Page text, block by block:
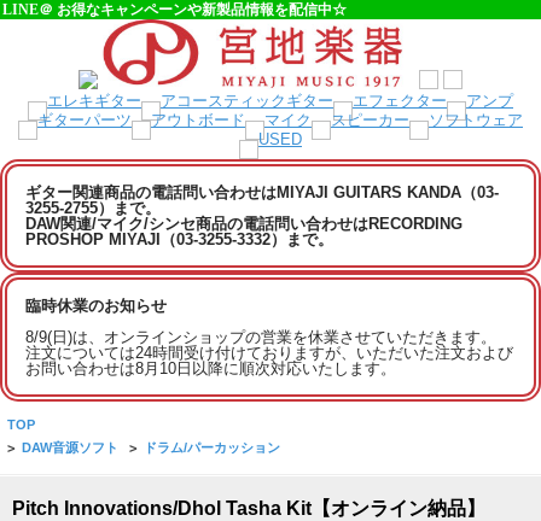
LINE＠ お得なキャンペーンや新製品情報を配信中☆
ギター関連商品の電話問い合わせはMIYAJI GUITARS KANDA（03-
3255-2755）まで。
DAW関連/マイク/シンセ商品の電話問い合わせはRECORDING
PROSHOP MIYAJI（03-3255-3332）まで。
臨時休業のお知らせ
8/9(日)は、オンラインショップの営業を休業させていただきます。
注文については24時間受け付けておりますが、いただいた注文および
お問い合わせは8月10日以降に順次対応いたします。
TOP
> DAW音源ソフト > ドラム/パーカッション
Pitch Innovations/Dhol Tasha Kit【オンライン納品】